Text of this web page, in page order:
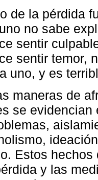
de la pérdida
no sabe
sentir
sentir temor,
uno, y es
maneras de
se
Estos
y las